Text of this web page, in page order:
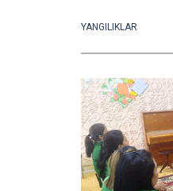
YANGILIKLAR